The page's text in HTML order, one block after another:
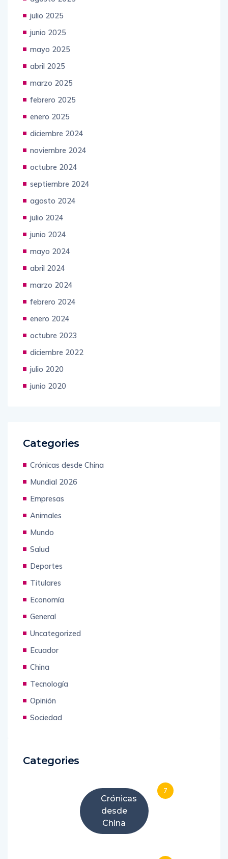
julio 2025
junio 2025
mayo 2025
abril 2025
marzo 2025
febrero 2025
enero 2025
diciembre 2024
noviembre 2024
octubre 2024
septiembre 2024
agosto 2024
julio 2024
junio 2024
mayo 2024
abril 2024
marzo 2024
febrero 2024
enero 2024
octubre 2023
diciembre 2022
julio 2020
junio 2020
Categories
Crónicas desde China
Mundial 2026
Empresas
Animales
Mundo
Salud
Deportes
Titulares
Economía
General
Uncategorized
Ecuador
China
Tecnología
Opinión
Sociedad
Categories
Crónicas
desde
China
7